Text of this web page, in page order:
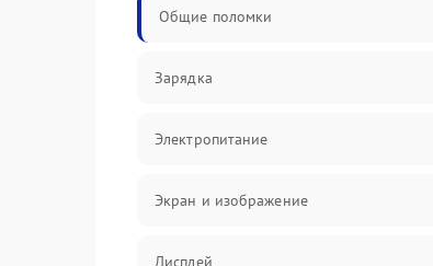
Общие поломки
Зарядка
Электропитание
Экран и изображение
Дисплей